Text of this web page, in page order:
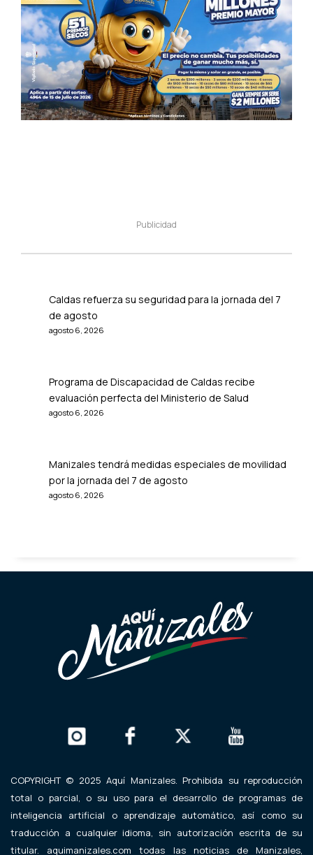
Publicidad
Caldas refuerza su seguridad para la jornada del 7
de agosto
agosto 6, 2026
Programa de Discapacidad de Caldas recibe
evaluación perfecta del Ministerio de Salud
agosto 6, 2026
Manizales tendrá medidas especiales de movilidad
por la jornada del 7 de agosto
agosto 6, 2026
COPYRIGHT © 2025 Aquí Manizales. Prohibida su reproducción
total o parcial, o su uso para el desarrollo de programas de
inteligencia artificial o aprendizaje automático, así como su
traducción a cualquier idioma, sin autorización escrita de su
titular. aquimanizales.com todas las noticias de Manizales,